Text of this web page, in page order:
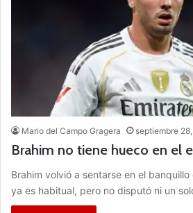
Mario del Campo Gragera septiembre
Brahim no tiene hueco en el
Brahim volvió a sentarse en el
ya es habitual, pero no disputó ni un